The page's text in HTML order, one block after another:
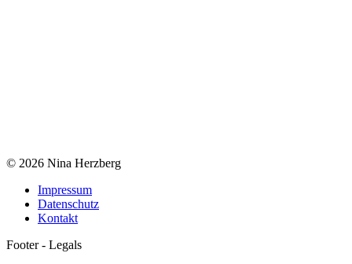
© 2026 Nina Herzberg
Impressum
Datenschutz
Kontakt
Footer - Legals